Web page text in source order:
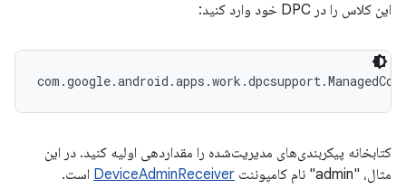
این کلاس را در DPC خود وارد کنید:
کتابخانه پیکربندی‌های مدیریت‌شده را مقداردهی اولیه کنید. در این
مثال، "admin" نام کامپوننت
DeviceAdminReceiver است.